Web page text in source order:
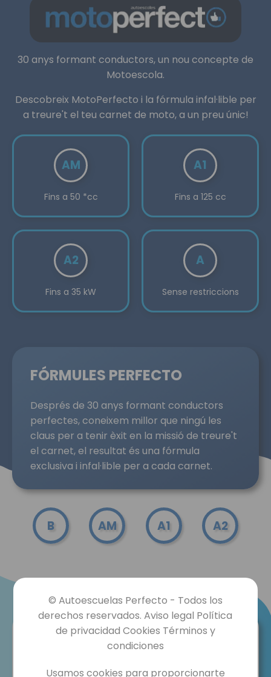
© Autoescuelas Perfecto - Todos los
derechos reservados. Aviso legal Política
de privacidad Cookies Términos y
condiciones
Usamos cookies para proporcionarte
30 anys formant conductors, un nou concepte de
Motoescola.
Descobreix MotoPerfecto i la fórmula infal·lible per
a treure't el teu carnet de moto, a un preu únic!
AM
Fins a 50 *cc
A1
Fins a 125 cc
A2
Fins a 35 kW
A
Sense restriccions
FÓRMULES PERFECTO
Després de 30 anys formant conductors
perfectes, coneixem millor que ningú les
claus per a tenir èxit en la missió de treure't
el carnet, el resultat és una fórmula
exclusiva i infal·lible per a cada carnet.
B AM A1 A2